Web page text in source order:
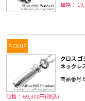
価格：
PICK UP
クロス
ネックレ
商品番号
価格： 69,300円(税込)